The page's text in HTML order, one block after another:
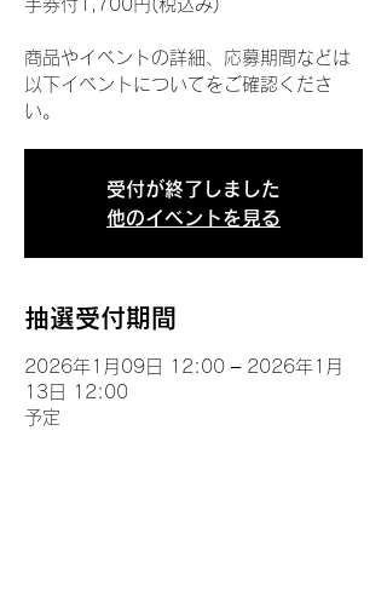
手券付1,700円(税込み)
商品やイベントの詳細、応募期間などは
以下イベントについてをご確認くださ
い。
受付が終了しました
他のイベントを見る
抽選受付期間
2026年1月09日 12:00 – 2026年1月
13日 12:00
予定